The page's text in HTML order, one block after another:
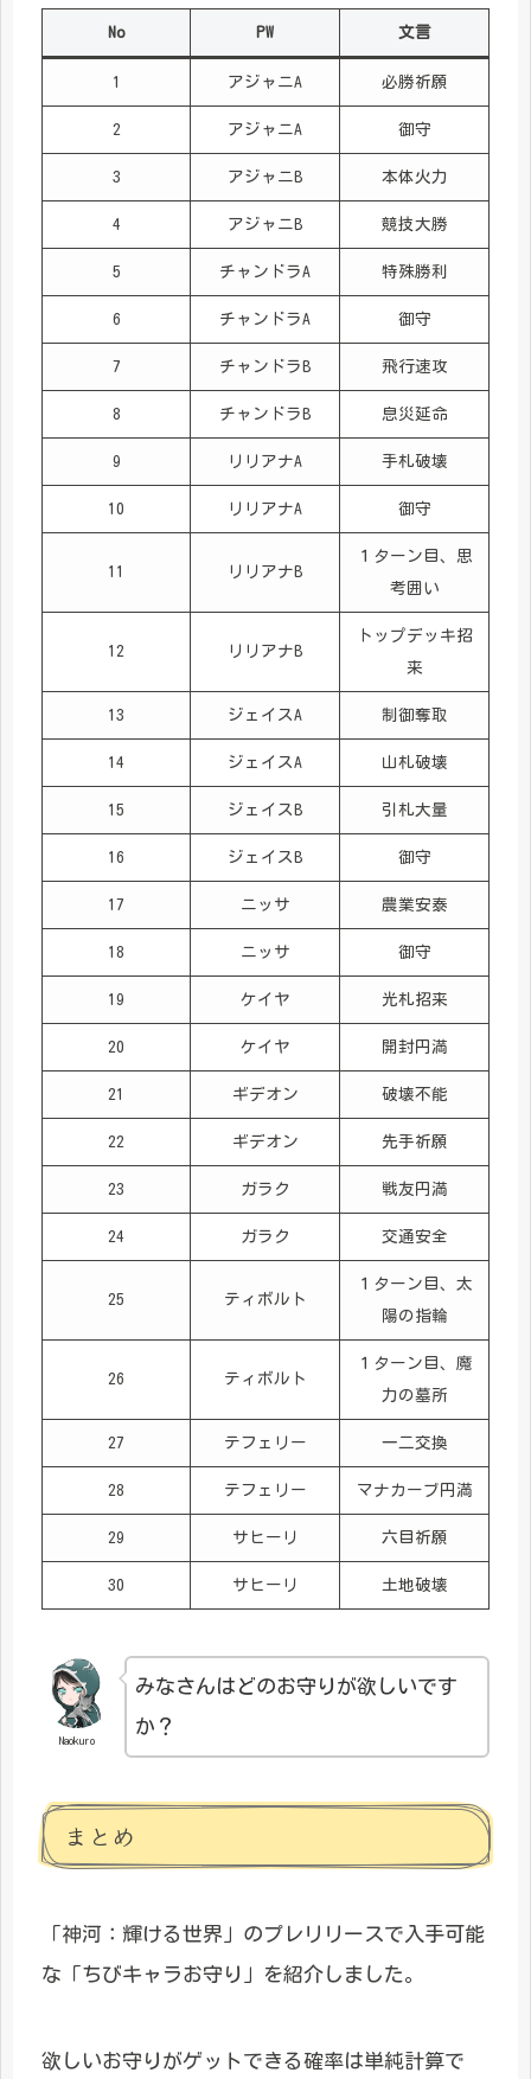
No PW 文言
1 アジャニA 必勝祈願
2 アジャニA 御守
3 アジャニB 本体火力
4 アジャニB 競技大勝
5 チャンドラA 特殊勝利
6 チャンドラA 御守
7 チャンドラB 飛行速攻
8 チャンドラB 息災延命
9 リリアナA 手札破壊
10 リリアナA 御守
11 リリアナB
１ターン目、思
考囲い
12 リリアナB
トップデッキ招
来
13 ジェイスA 制御奪取
14 ジェイスA 山札破壊
15 ジェイスB 引札大量
16 ジェイスB 御守
17 ニッサ 農業安泰
18 ニッサ 御守
19 ケイヤ 光札招来
20 ケイヤ 開封円満
21 ギデオン 破壊不能
22 ギデオン 先手祈願
23 ガラク 戦友円満
24 ガラク 交通安全
25 ティボルト
１ターン目、太
陽の指輪
26 ティボルト
１ターン目、魔
力の墓所
27 テフェリー 一二交換
28 テフェリー マナカーブ円満
29 サヒーリ 六目祈願
30 サヒーリ 土地破壊
Naokuro
みなさんはどのお守りが欲しいです
か？
まとめ
「神河：輝ける世界」のプレリリースで入手可能
な「ちびキャラお守り」を紹介しました。
欲しいお守りがゲットできる確率は単純計算で